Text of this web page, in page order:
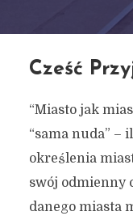
Cześć
“Miasto jak
“sama nuda” –
określenia
swój odmienny
danego miasta